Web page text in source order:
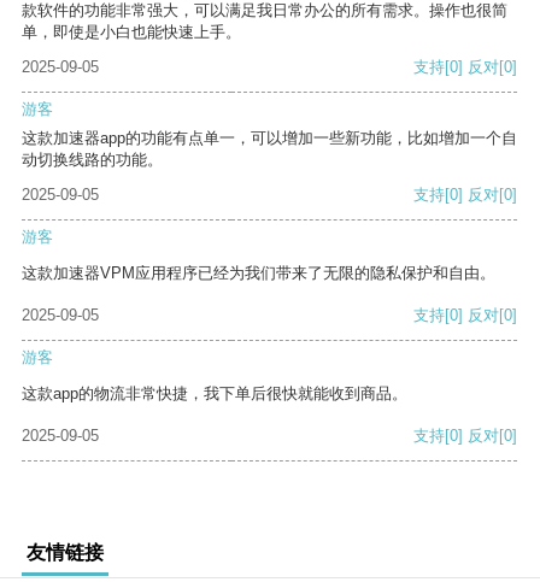
款软件的功能非常强大，可以满足我日常办公的所有需求。操作也很简
单，即使是小白也能快速上手。
2025-09-05
支持[0] 反对[0]
游客
这款加速器app的功能有点单一，可以增加一些新功能，比如增加一个自
动切换线路的功能。
2025-09-05
支持[0] 反对[0]
游客
这款加速器VPM应用程序已经为我们带来了无限的隐私保护和自由。
2025-09-05 支持[0] 反对[0]
游客
这款app的物流非常快捷，我下单后很快就能收到商品。
2025-09-05 支持[0] 反对[0]
友情链接